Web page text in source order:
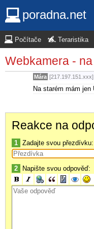
poradna.net
Počítače Teraristika
Webkamera -
Mára [217.197.151.xxx]
Na starém mám
Reakce na
1 Zadajte svou přezdívku:
2 Napište svou odpověď: